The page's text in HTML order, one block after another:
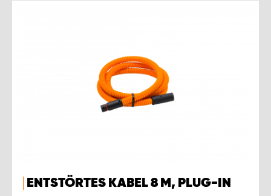
ENTSTÖRTES KABEL 8 M, PLUG-IN